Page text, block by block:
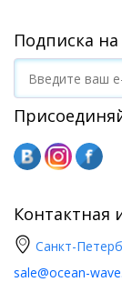
Подписка
Контактная
Санкт-
sale@ocean-